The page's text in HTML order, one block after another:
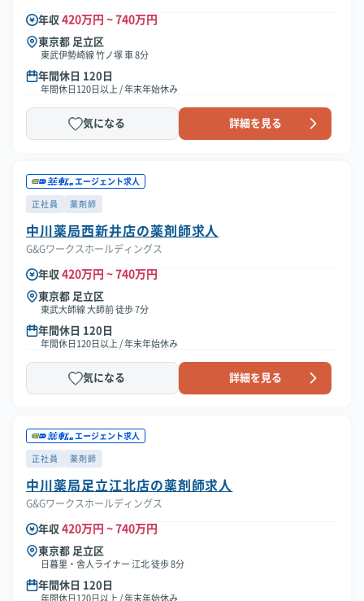
年収 420万円 ~ 740万円
東京都 足立区
東武伊勢崎線 竹ノ塚 車 8分
年間休日 120日
年間休日120日以上 / 年末年始休み
気になる 詳細を見る
エージェント求人
正社員 薬剤師
中川薬局西新井店の薬剤師求人
G&Gワークスホールディングス
年収 420万円 ~ 740万円
東京都 足立区
東武大師線 大師前 徒歩 7分
年間休日 120日
年間休日120日以上 / 年末年始休み
気になる 詳細を見る
エージェント求人
正社員 薬剤師
中川薬局足立江北店の薬剤師求人
G&Gワークスホールディングス
年収 420万円 ~ 740万円
東京都 足立区
日暮里・舎人ライナー 江北 徒歩 8分
年間休日 120日
年間休日120日以上 / 年末年始休み